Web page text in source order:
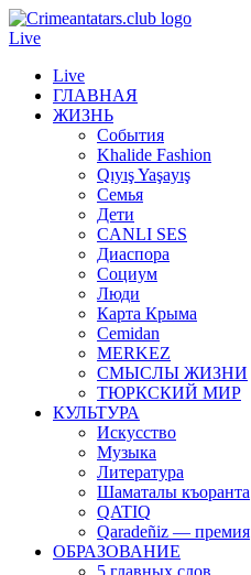
Live
Live
ГЛАВНАЯ
ЖИЗНЬ
События
Khalide Fashion
Qıyış Yaşayış
Семья
Дети
CANLI SES
Диаспора
Социум
Люди
Карта Крыма
Cemidan
МERKEZ
СМЫСЛЫ ЖИЗНИ
ТЮРКСКИЙ МИР
КУЛЬТУРА
Искусство
Музыка
Литература
Шаматалы къоранта
QATIQ
Qaradeñiz — премия
ОБРАЗОВАНИЕ
5 главных слов